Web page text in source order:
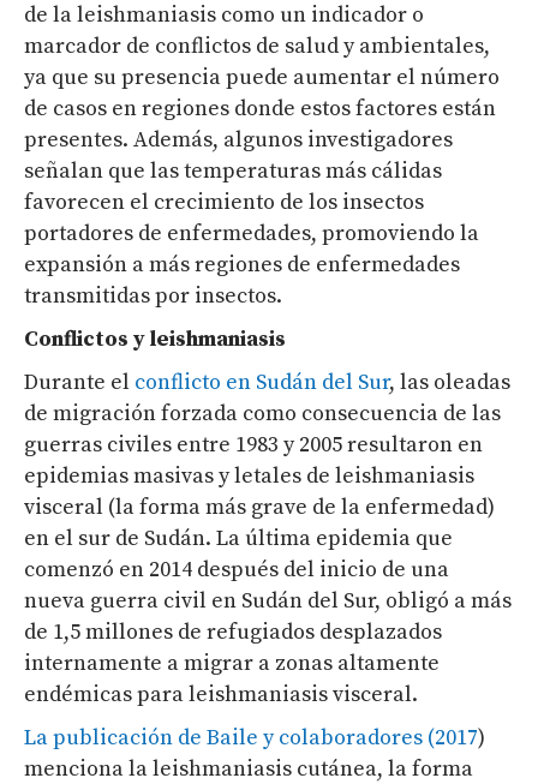
de la leishmaniasis como un indicador o
marcador de conflictos de salud y ambientales,
ya que su presencia puede aumentar el número
de casos en regiones donde estos factores están
presentes. Además, algunos investigadores
señalan que las temperaturas más cálidas
favorecen el crecimiento de los insectos
portadores de enfermedades, promoviendo la
expansión a más regiones de enfermedades
transmitidas por insectos.
Conflictos y leishmaniasis
Durante el conflicto en Sudán del Sur, las oleadas
de migración forzada como consecuencia de las
guerras civiles entre 1983 y 2005 resultaron en
epidemias masivas y letales de leishmaniasis
visceral (la forma más grave de la enfermedad)
en el sur de Sudán. La última epidemia que
comenzó en 2014 después del inicio de una
nueva guerra civil en Sudán del Sur, obligó a más
de 1,5 millones de refugiados desplazados
internamente a migrar a zonas altamente
endémicas para leishmaniasis visceral.
La publicación de Baile y colaboradores (2017)
menciona la leishmaniasis cutánea, la forma